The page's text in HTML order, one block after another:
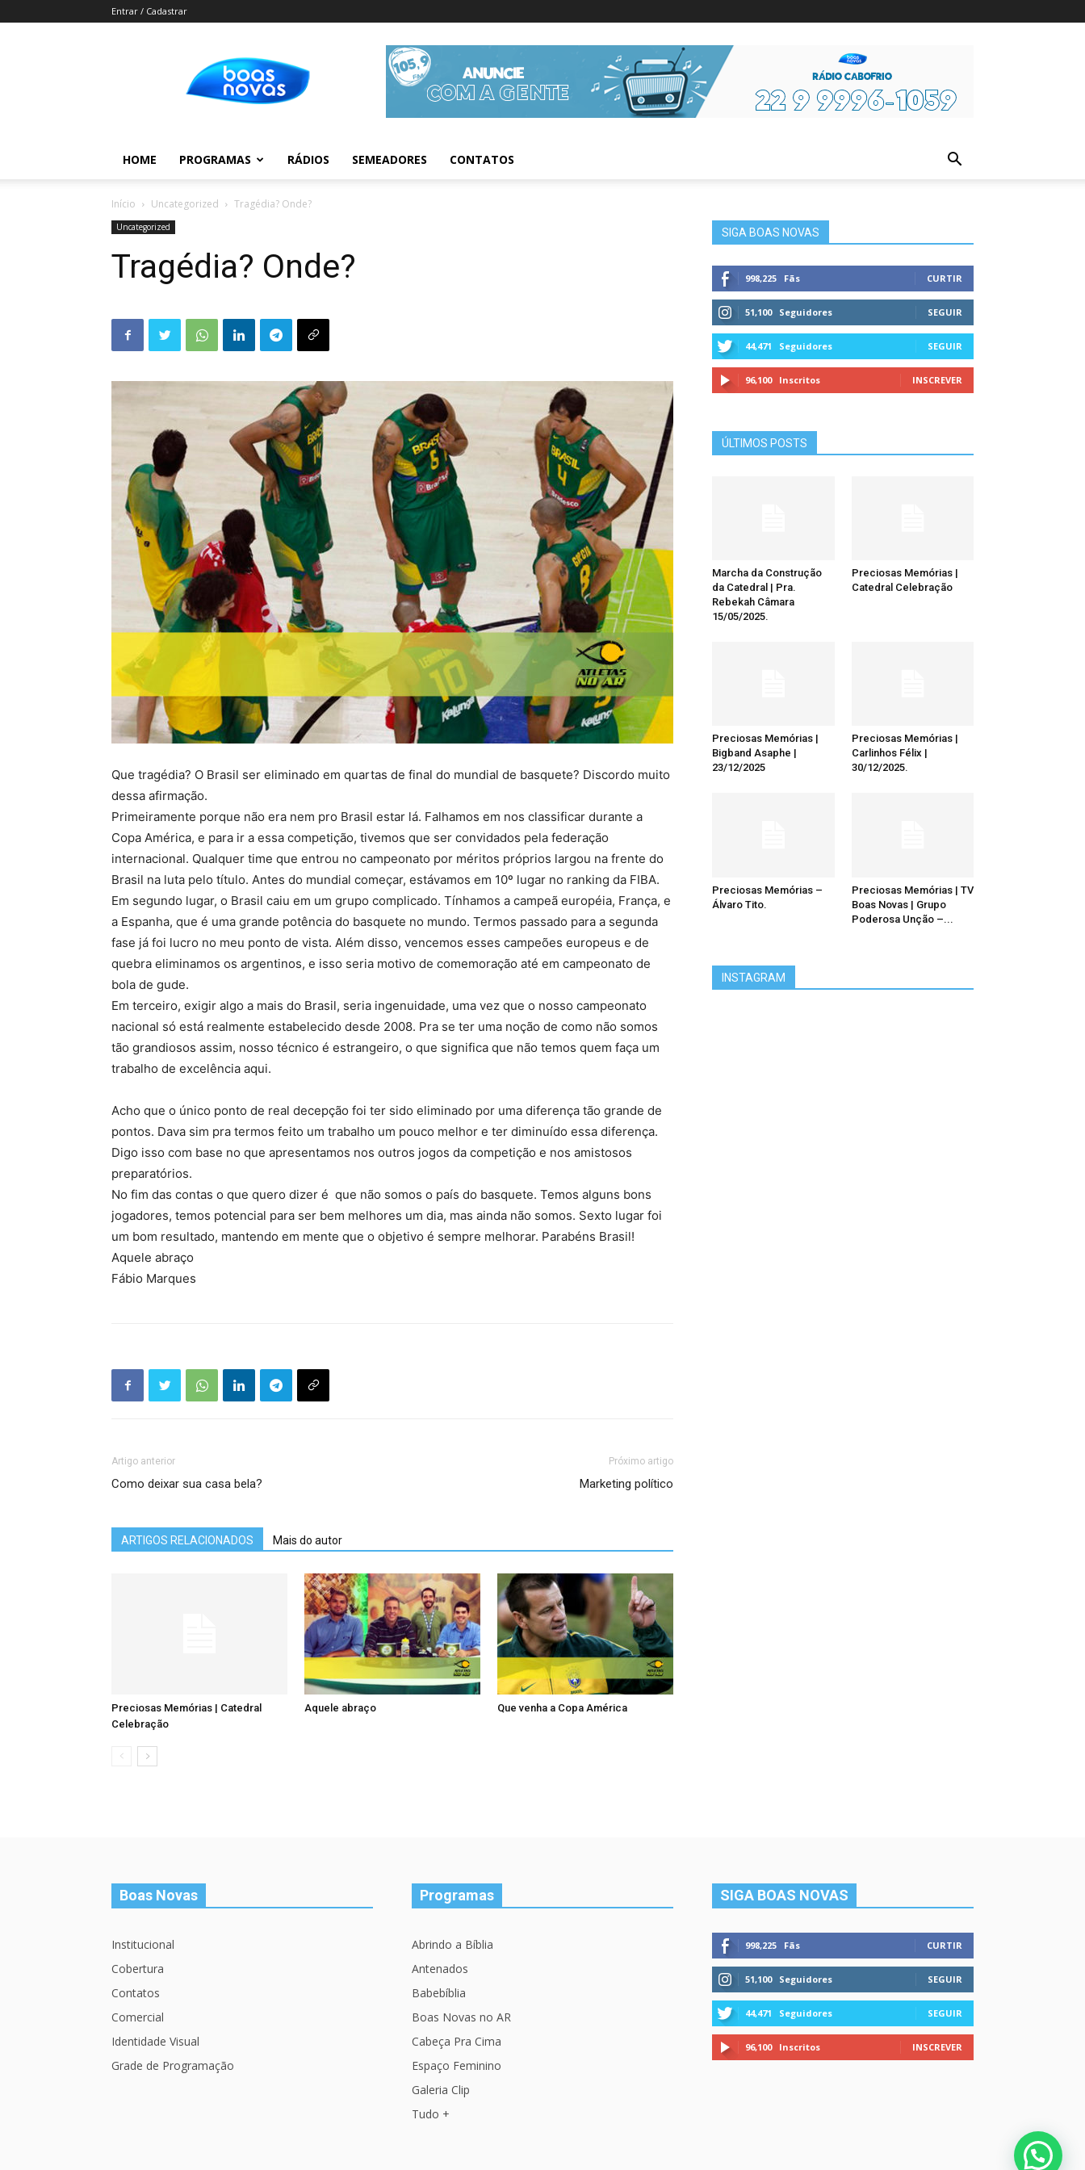
Entrar / Cadastrar
Novas
Informações da Figura
HOME PROGRAMAS RÁDIOS SEMEADORES CONTATOS
Início Uncategorized Tragédia? Onde?
Uncategorized
Tragédia? Onde?
Que tragédia? O Brasil ser eliminado em quartas de final do mundial de basquete? Discordo muito
dessa afirmação.
Primeiramente porque não era nem pro Brasil estar lá. Falhamos em nos classificar durante a
Copa América, e para ir a essa competição, tivemos que ser convidados pela federação
internacional. Qualquer time que entrou no campeonato por méritos próprios largou na frente do
Brasil na luta pelo título. Antes do mundial começar, estávamos em 10º lugar no ranking da FIBA.
Em segundo lugar, o Brasil caiu em um grupo complicado. Tínhamos a campeã européia, França, e
a Espanha, que é uma grande potência do basquete no mundo. Termos passado para a segunda
fase já foi lucro no meu ponto de vista. Além disso, vencemos esses campeões europeus e de
quebra eliminamos os argentinos, e isso seria motivo de comemoração até em campeonato de
bola de gude.
Em terceiro, exigir algo a mais do Brasil, seria ingenuidade, uma vez que o nosso campeonato
nacional só está realmente estabelecido desde 2008. Pra se ter uma noção de como não somos
tão grandiosos assim, nosso técnico é estrangeiro, o que significa que não temos quem faça um
trabalho de excelência aqui.
Acho que o único ponto de real decepção foi ter sido eliminado por uma diferença tão grande de
pontos. Dava sim pra termos feito um trabalho um pouco melhor e ter diminuído essa diferença.
Digo isso com base no que apresentamos nos outros jogos da competição e nos amistosos
preparatórios.
No fim das contas o que quero dizer é que não somos o país do basquete. Temos alguns bons
jogadores, temos potencial para ser bem melhores um dia, mas ainda não somos. Sexto lugar foi
um bom resultado, mantendo em mente que o objetivo é sempre melhorar. Parabéns Brasil!
Aquele abraço
Fábio Marques
Artigo anterior
Como deixar sua casa bela?
Próximo artigo
Marketing político
ARTIGOS RELACIONADOS Mais do autor
Preciosas Memórias | Catedral
Celebração
Aquele abraço Que venha a Copa América
SIGA BOAS NOVAS
998,225 Fãs CURTIR
51,100 Seguidores SEGUIR
44,471 Seguidores SEGUIR
96,100 Inscritos INSCREVER
ÚLTIMOS POSTS
Marcha da Construção
da Catedral | Pra.
Rebekah Câmara
15/05/2025.
Preciosas Memórias |
Catedral Celebração
Preciosas Memórias |
Bigband Asaphe |
23/12/2025
Preciosas Memórias |
Carlinhos Félix |
30/12/2025.
Preciosas Memórias –
Álvaro Tito.
Preciosas Memórias | TV
Boas Novas | Grupo
Poderosa Unção –...
INSTAGRAM
Boas Novas
Institucional
Cobertura
Contatos
Comercial
Identidade Visual
Grade de Programação
Programas
Abrindo a Bíblia
Antenados
Babebíblia
Boas Novas no AR
Cabeça Pra Cima
Espaço Feminino
Galeria Clip
Tudo +
SIGA BOAS NOVAS
998,225 Fãs CURTIR
51,100 Seguidores SEGUIR
44,471 Seguidores SEGUIR
96,100 Inscritos INSCREVER